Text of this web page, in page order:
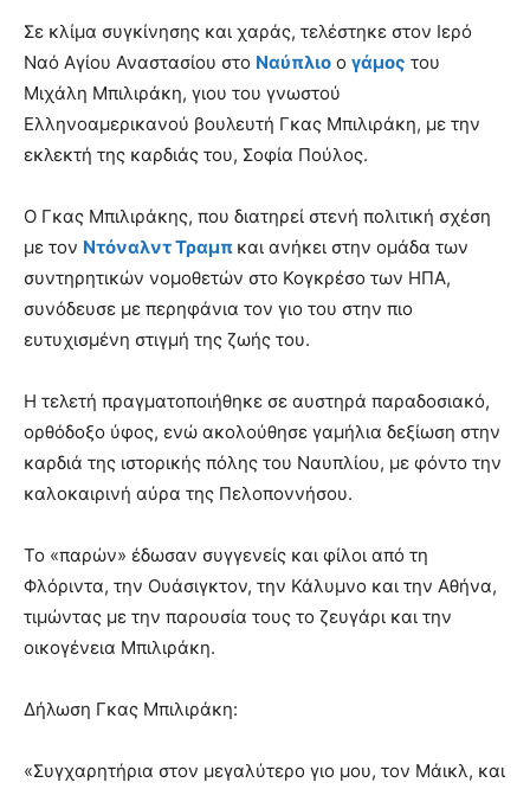
Σε κλίμα συγκίνησης και χαράς, τελέστηκε στον Ιερό
Ναό Αγίου Αναστασίου στο Ναύπλιο ο γάμος του
Μιχάλη Μπιλιράκη, γιου του γνωστού
Ελληνοαμερικανού βουλευτή Γκας Μπιλιράκη, με την
εκλεκτή της καρδιάς του, Σοφία Πούλος.
Ο Γκας Μπιλιράκης, που διατηρεί στενή πολιτική σχέση
με τον Ντόναλντ Τραμπ και ανήκει στην ομάδα των
συντηρητικών νομοθετών στο Κογκρέσο των ΗΠΑ,
συνόδευσε με περηφάνια τον γιο του στην πιο
ευτυχισμένη στιγμή της ζωής του.
Η τελετή πραγματοποιήθηκε σε αυστηρά παραδοσιακό,
ορθόδοξο ύφος, ενώ ακολούθησε γαμήλια δεξίωση στην
καρδιά της ιστορικής πόλης του Ναυπλίου, με φόντο την
καλοκαιρινή αύρα της Πελοποννήσου.
Το «παρών» έδωσαν συγγενείς και φίλοι από τη
Φλόριντα, την Ουάσιγκτον, την Κάλυμνο και την Αθήνα,
τιμώντας με την παρουσία τους το ζευγάρι και την
οικογένεια Μπιλιράκη.
Δήλωση Γκας Μπιλιράκη:
«Συγχαρητήρια στον μεγαλύτερο γιο μου, τον Μάικλ, και